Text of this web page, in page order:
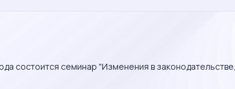
состоится семинар "Изменения в